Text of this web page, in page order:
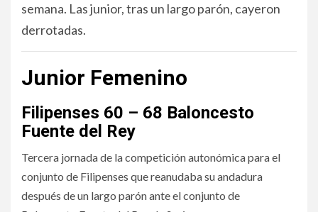
semana. Las junior, tras un largo parón, cayeron
derrotadas.
Junior Femenino
Filipenses 60 – 68 Baloncesto
Fuente del Rey
Tercera jornada de la competición autonómica para el
conjunto de Filipenses que reanudaba su andadura
después de un largo parón ante el conjunto de